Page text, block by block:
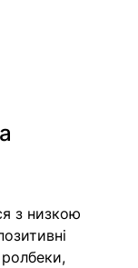
з низкою